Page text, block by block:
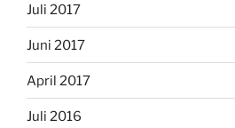
Juli 2017
Juni 2017
April 2017
Juli 2016